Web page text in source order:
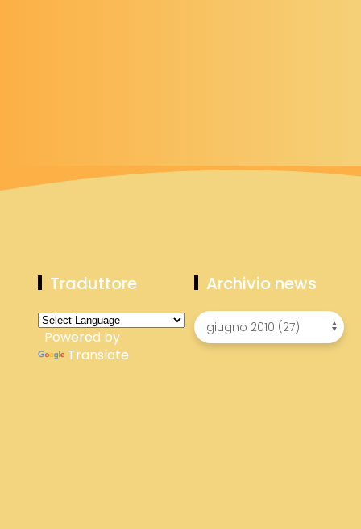
Traduttore
Powered by
Translate
Archivio news